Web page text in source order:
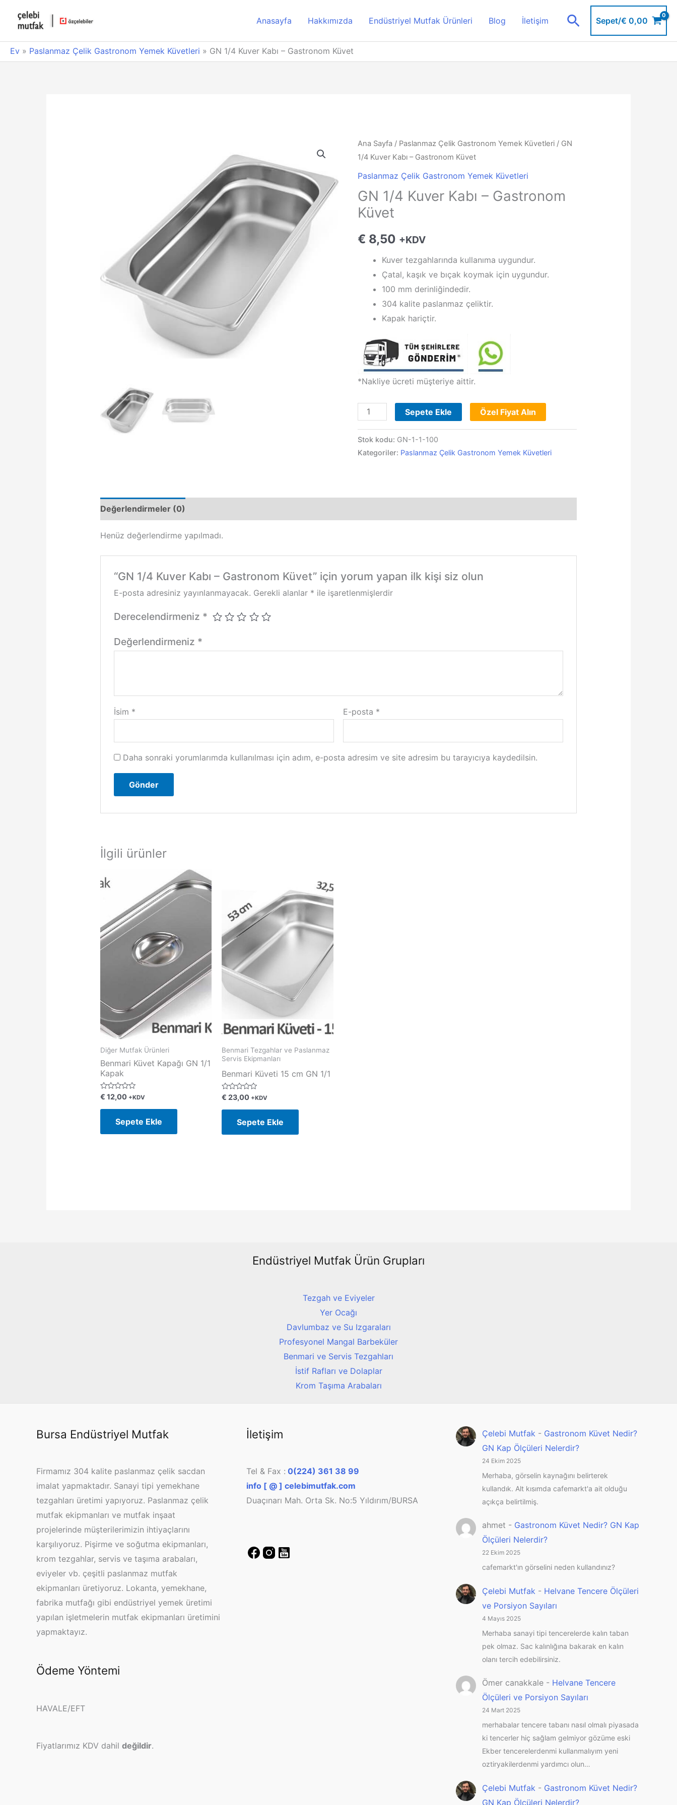
Anasayfa Hakkımızda Endüstriyel Mutfak Ürünleri Blog İletişim AramaSepet/€ 0,00
Ev » Paslanmaz Çelik Gastronom Yemek Küvetleri » GN 1/4 Kuver Kabı – Gastronom Küvet
Ana Sayfa / Paslanmaz Çelik Gastronom Yemek Küvetleri/ GN
1/4 Kuver Kabı – Gastronom Küvet
Paslanmaz Çelik Gastronom Yemek Küvetleri
GN 1/4 Kuver Kabı – Gastronom
Küvet
€ 8,50 +KDV
Kuver tezgahlarında kullanıma uygundur.
Çatal, kaşık ve bıçak koymak için uygundur.
100 mm derinliğindedir.
304 kalite paslanmaz çeliktir.
Kapak hariçtir.
*Nakliye ücreti müşteriye aittir.
GN
1/4
Kuver
Kabı
Küvet
Sepete Ekle Özel Fiyat Alın
Stok kodu: GN-1-1-100
Kategoriler: Paslanmaz Çelik Gastronom Yemek Küvetleri
Değerlendirmeler (0)
Henüz değerlendirme yapılmadı.
“GN 1/4 Kuver Kabı – Gastronom Küvet” için yorum yapan ilk kişi siz olun
E-posta adresiniz yayınlanmayacak. Gerekli alanlar * ile işaretlenmişlerdir
Derecelendirmeniz *
Değerlendirmeniz *
İsim * E-posta *
Daha sonraki yorumlarımda kullanılması için adım, e-posta adresim ve site adresim bu tarayıcıya kaydedilsin.
İlgili ürünler
Diğer Mutfak Ürünleri
Benmari Küvet Kapağı GN 1/1
Kapak
5
üzerinden
0
€ 12,00 +KDV
Sepete Ekle
Benmari Tezgahlar ve Paslanmaz
Servis Ekipmanları
Benmari Küveti 15 cm GN 1/1
5
üzerinden
0
€ 23,00 +KDV
Sepete Ekle
Endüstriyel Mutfak Ürün Grupları
Tezgah ve Eviyeler
Yer Ocağı
Davlumbaz ve Su Izgaraları
Profesyonel Mangal Barbeküler
Benmari ve Servis Tezgahları
İstif Rafları ve Dolaplar
Krom Taşıma Arabaları
Bursa Endüstriyel Mutfak
Firmamız 304 kalite paslanmaz çelik sacdan
imalat yapmaktadır. Sanayi tipi yemekhane
tezgahları üretimi yapıyoruz. Paslanmaz çelik
mutfak ekipmanları ve mutfak inşaat
projelerinde müşterilerimizin ihtiyaçlarını
karşılıyoruz. Pişirme ve soğutma ekipmanları,
krom tezgahlar, servis ve taşıma arabaları,
eviyeler vb. çeşitli paslanmaz mutfak
ekipmanları üretiyoruz. Lokanta, yemekhane,
fabrika mutfağı gibi endüstriyel yemek üretimi
yapılan işletmelerin mutfak ekipmanları üretimini
yapmaktayız.
Ödeme Yöntemi
HAVALE/EFT
Fiyatlarımız KDV dahil değildir.
İletişim
Tel & Fax : 0(224) 361 38 99
info [ @ ] celebimutfak.com
Duaçınarı Mah. Orta Sk. No:5 Yıldırım/BURSA
Çelebi Mutfak - Gastronom Küvet Nedir?
GN Kap Ölçüleri Nelerdir?
24 Ekim 2025
Merhaba, görselin kaynağını belirterek
kullandık. Alt kısımda cafemarkt'a ait olduğu
açıkça belirtilmiş.
ahmet - Gastronom Küvet Nedir? GN Kap
Ölçüleri Nelerdir?
22 Ekim 2025
cafemarkt'ın görselini neden kullandınız?
Çelebi Mutfak - Helvane Tencere Ölçüleri
ve Porsiyon Sayıları
4 Mayıs 2025
Merhaba sanayi tipi tencerelerde kalın taban
pek olmaz. Sac kalınlığına bakarak en kalın
olanı tercih edebilirsiniz.
Ömer canakkale - Helvane Tencere
Ölçüleri ve Porsiyon Sayıları
24 Mart 2025
merhabalar tencere tabanı nasıl olmalı piyasada
ki tencerler hiç sağlam gelmiyor gözüme eski
Ekber tencerelerdenmi kullanmalıyım yeni
oztiryakilerdenmi yardımcı olun…
Çelebi Mutfak - Gastronom Küvet Nedir?
GN Kap Ölçüleri Nelerdir?